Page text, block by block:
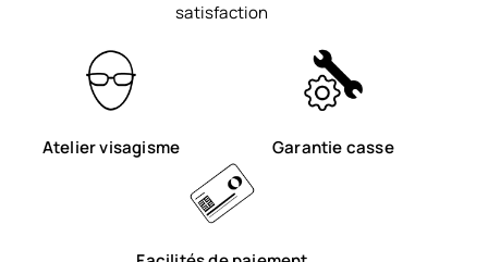
satisfaction
Atelier visagisme Garantie casse